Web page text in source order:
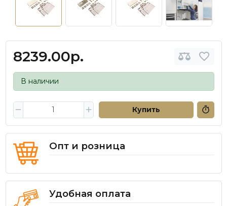
8239.00р.
В наличии
Купить
Опт и розница
Удобная оплата